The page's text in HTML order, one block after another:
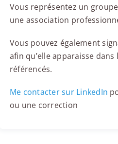
Vous représentez un
une association
Vous pouvez également
afin qu’elle apparaisse
référencés.
Me contacter sur LinkedIn
ou une correction